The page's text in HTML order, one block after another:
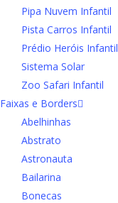
Pipa Nuvem Infantil
Pista Carros Infantil
Prédio Heróis Infantil
Sistema Solar
Zoo Safari Infantil
Faixas e Borders
Abelhinhas
Abstrato
Astronauta
Bailarina
Bonecas